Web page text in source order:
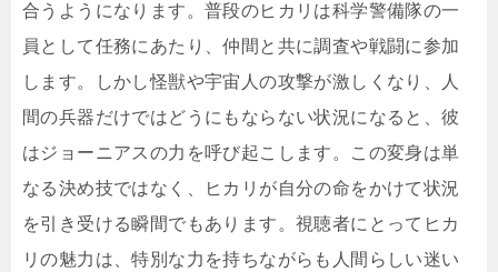
合うようになります。普段のヒカリは科学警備隊の一
員として任務にあたり、仲間と共に調査や戦闘に参加
します。しかし怪獣や宇宙人の攻撃が激しくなり、人
間の兵器だけではどうにもならない状況になると、彼
はジョーニアスの力を呼び起こします。この変身は単
なる決め技ではなく、ヒカリが自分の命をかけて状況
を引き受ける瞬間でもあります。視聴者にとってヒカ
リの魅力は、特別な力を持ちながらも人間らしい迷い